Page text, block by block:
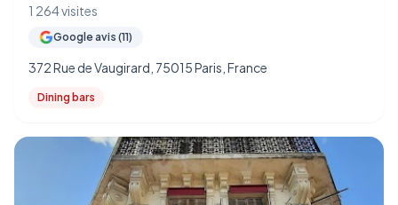
1 264 visites
Google avis (11)
372 Rue de Vaugirard, 75015 Paris, France
Dining bars